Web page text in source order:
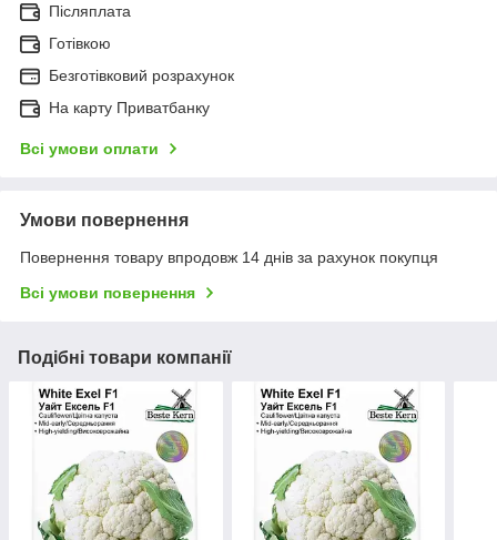
Післяплата
Готівкою
Безготівковий розрахунок
На карту Приватбанку
Всі умови оплати
Умови повернення
Повернення товару впродовж 14 днів за рахунок покупця
Всі умови повернення
Подібні товари компанії